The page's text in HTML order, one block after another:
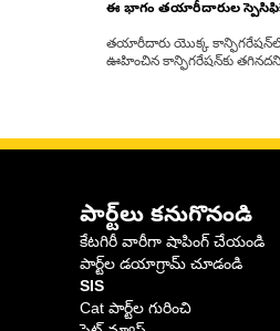
ఈ భాగం తయారీదారుల
తయారీదారు యొక్క కాన్ఫిగరేషన్‌లో
ఊహించిన కాన్ఫిగరేషన్‌కు
పార్ట్‌లు కనుగొనండి
కేటగిరీ వారీగా షాపింగ్ చేయండి
పార్ట్‌ల డయాగ్రామ్ చూడండి
SIS
Cat పార్ట్‌ల గురించి